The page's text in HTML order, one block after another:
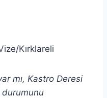
Kırklareli
mı, Kastro Deresi
durumunu